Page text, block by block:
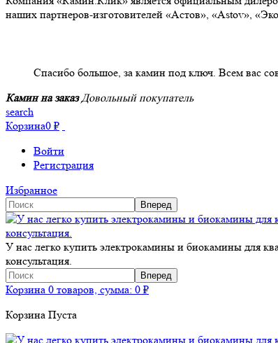
наших партнеров-изготовителей «Астов», «Astov»,
Спасибо большое, за камин под ключ. Всем вас
Камин на заказ Довольный покупатель
search
Корзина0 ₽
Войти
Регистрация
Избранное
У нас легко купить электрокамины и биокамины для
консультация.
Корзина 0 товаров, сумма: 0 ₽
Корзина Пуста